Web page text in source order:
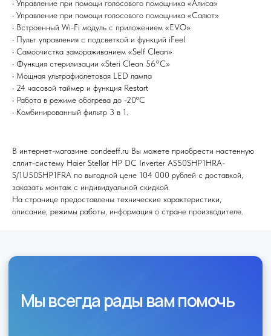
• Управление при помощи голосового помощника «Алиса»
• Управление при помощи голосового помощника «Салют»
• Встроенный Wi-Fi модуль с приложением «EVO»
• Пульт управления с подсветкой и функций iFeel
• Самоочистка замораживанием «Self Clean»
• Функция стерилизации «Steri Clean 56°C»
• Мощная ультрафиолетовая LED лампа
• 24 часовой таймер и функция Restart
• Работа в режиме обогрева до -20ºС
• Комбинированный фильтр 3 в 1.
В интернет-магазине condeeff.ru Вы можете приобрести настенную
сплит-систему Haier Stellar HP DC Inverter AS50SHP1HRA-
S/1U50SHP1FRA по выгодной цене 104 000 рублей с доставкой,
заказать монтаж с индивидуальной скидкой.
На странице предоставлены технические характеристики,
описание, режимы работы, информация о стране производителе.
Я согласен (на) с политикой обработки персональных данных
Отправить